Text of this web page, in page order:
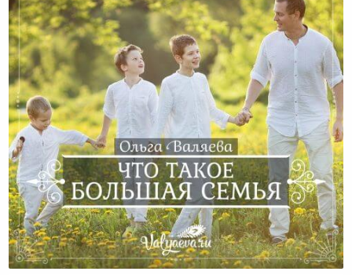
Что Такое Большая Семья